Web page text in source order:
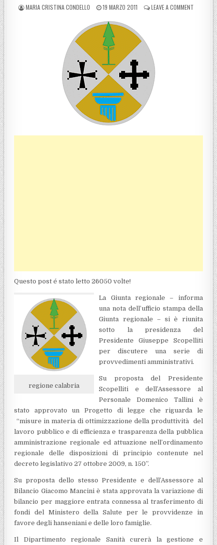
POSTED BY
MARIA CRISTINA CONDELLO POSTED ON
19 MARZO 2011 LEAVE A COMMENT ON
Questo post é stato letto 26050 volte!
regione calabria
La Giunta regionale – informa
una nota dell’ufficio stampa della
Giunta regionale – si è riunita
sotto la presidenza del
Presidente Giuseppe Scopelliti
per discutere una serie di
provvedimenti amministrativi.
Su proposta del Presidente
Scopelliti e dell’Assessore al
Personale Domenico Tallini è
stato approvato un Progetto di legge che riguarda le
“misure in materia di ottimizzazione della produttività del
lavoro pubblico e di efficienza e trasparenza della pubblica
amministrazione regionale ed attuazione nell’ordinamento
regionale delle disposizioni di principio contenute nel
decreto legislativo 27 ottobre 2009, n. 150”.
Su proposta dello stesso Presidente e dell’Assessore al
Bilancio Giacomo Mancini è stata approvata la variazione di
bilancio per maggiore entrata connessa al trasferimento di
fondi del Ministero della Salute per le provvidenze in
favore degli hanseniani e delle loro famiglie.
Il Dipartimento regionale Sanità curerà la gestione e